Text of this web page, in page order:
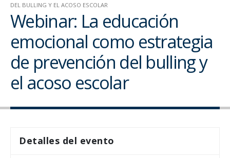
DEL BULLING Y EL ACOSO ESCOLAR
Webinar: La educación
emocional como estrategia
de prevención del bulling y
el acoso escolar
Detalles del evento